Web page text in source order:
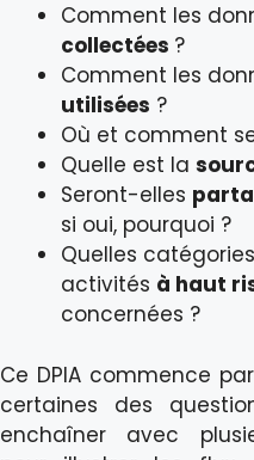
Comment les
collectées ?
Comment les
utilisées ?
Où et comment
Quelle est la
Seront-elles
si oui, pourquoi ?
Quelles
activités à haut
concernées ?
Ce DPIA commence
certaines des
enchaîner avec